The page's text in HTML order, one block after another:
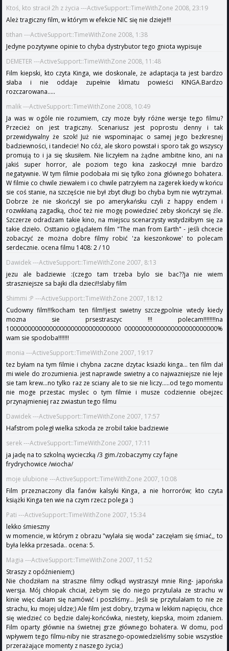
Ktoś, kto stracił 2h z życia ---ActiveSupport::TimeWithZone 2008, 23:19
Ależ tragiczny film, w którym w efekcie NIC się nie dzieje!!!
tithan ---ActiveSupport::TimeWithZone 2008, 1:38
Jedyne pozytywne opinie to chyba dystrybutor tego gniota wypisuje
DEMETER ---ActiveSupport::TimeWithZone 2008, 11:48
Film kiepski, kto czyta Kinga, wie doskonale, że adaptacja ta jest bardzo
słaba i nie oddaje zupełnie klimatu powieści KINGA.Bardzo
rozczarowana.....
malik ---ActiveSupport::TimeWithZone 2008, 10:49
Ja was w ogóle nie rozumiem, czy moze były różne wersje tego filmu?
Przecież on jest tragiczny. Scenariusz jest poprostu denny i tak
przewidywalny że szok! Już nie wspominajac o samej jego bezkresnej
badziewności, i tandecie! No cóż, ale skoro powstał i sporo tak go wszyscy
promują to i ja się skusiłem. Nie liczyłem na żądne ambitne kino, ani na
jakiś super horror, ale poziom tego kina zaskoczył mnie bardzo
negatywnie. W tym filmie podobała mi się tylko żona głównego bohatera.
W filmie co chwile ziewałem i co chwile patrzyłem na zagerek kiedy w końcu
sie coś stanie, na szczęście nie był zbyt długi bo chyba bym nie wytrzymał.
Dobrze że nie skończyl sie po amerykańsku czyli z happy endem i
rozwikłaną zagadką, choć też nie mogę powiedzieć zeby skończył się źle.
Szczerze odradzam takie kino, na miejscu scenarzysty wstydziłbym się za
takie dzieło. Osttanio oglądałem film "The man from Earth" - jeśli chcecie
zobaczyć ze można dobre filmy robić 'za kieszonkowe' to polecam
serdecznie. ocena filmu 1408: 2 / 10
Dawidek ---ActiveSupport::TimeWithZone 2007, 8:13
jezu ale badziewie :(czego tam trzeba bylo sie bac??ja nie wiem
straszniejsze sa bajki dla dzieci!!slaby film
Shimmi :P ---ActiveSupport::TimeWithZone 2007, 18:12
Cudowny film!!!kocham ten film!!jest swietny szczegpolnie wtedy kiedy
mozna sie prsestraszyc !!! polecam!!!!!!!!na
10000000000000000000000000000000 00000000000000000000000000%
wam sie spodoba!!!!!!!
monia ---ActiveSupport::TimeWithZone 2007, 19:17
tez byłam na tym filmie i chybna zaczne dzytac ksiazki kinga... ten film dał
mi wiele do zrozumienia. jest naprawde swietny a co najwazniejsze nie leje
sie tam krew...no tylko raz ze sciany ale to sie nie liczy.....od tego momentu
nie moge przestac myslec o tym filmie i musze codziennie obejzec
przynajmieniej raz zwiastun tego filmu
Dawidek ---ActiveSupport::TimeWithZone 2007, 17:57
Hafstrom poległ wielka szkoda ze zrobil takie badziewie
serek ---ActiveSupport::TimeWithZone 2007, 17:11
ja jadę na to szkolną wycieczką /3 gim./zobaczymy czy fajne
frydrychowice /wiocha/
moje ulubione ---ActiveSupport::TimeWithZone 2007, 10:08
Film przeznaczony dla fanów kalsyki Kinga, a nie horrorów; kto czyta
książki Kinga ten wie na czym rzecz polega :)
Pati ---ActiveSupport::TimeWithZone 2007, 15:34
lekko śmieszny
w momencie, w którym z obrazu "wylała się woda" zaczęłam się śmiać,, to
była lekka przesada.. ocena: 5.
Magia ---ActiveSupport::TimeWithZone 2007, 11:52
Straszy z opóźnieniem;)
Nie chodziłam na straszne filmy odkąd wystraszył mnie Ring- japońska
wersja. Mój chłopak chciał, żebym się do niego przytulała ze strachu w
kinie więc dałam się namówić i poszliśmy... Jeśli się przytulałam to nie ze
strachu, ku mojej uldze;) Ale film jest dobry, trzyma w lekkim napięciu, chce
się wiedzieć co będzie dalej-końcówka, niestety, kiepska, moim zdaniem.
Film oparty głównie na świetnej grze głównego bohatera. W domu, pod
wpływem tego filmu-niby nie strasznego-opowiedzieliśmy sobie wszystkie
przerażające momenty z naszego życia;)